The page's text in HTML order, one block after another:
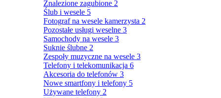
Znalezione zagubione 2
Ślub i wesele 5
Fotograf na wesele kamerzysta 2
Pozostałe usługi weselne 3
Samochody na wesele 3
Suknie ślubne 2
Zespoły muzyczne na wesele 3
Telefony i telekomunikacja 6
Akcesoria do telefonów 3
Nowe smartfony i telefony 5
Używane telefony 2